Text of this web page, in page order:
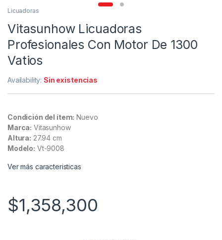
Licuadoras
Vitasunhow Licuadoras
Profesionales Con Motor De 1300
Vatios
Availability:Sin existencias
Condición del ítem: Nuevo
Marca: Vitasunhow
Altura: 27.94 cm
Modelo: Vt-9008
Ver más caracteristicas
$1,358,300